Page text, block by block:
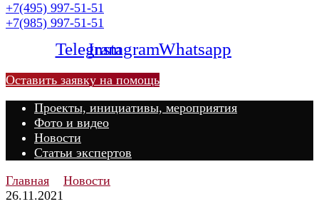
+7(495) 997-51-51
+7(985) 997-51-51
TelegramInstagramWhatsapp
Оставить заявку на помощь
Проекты, инициативы, мероприятия
Фото и видео
Новости
Статьи экспертов
Главная
Новости
26.11.2021